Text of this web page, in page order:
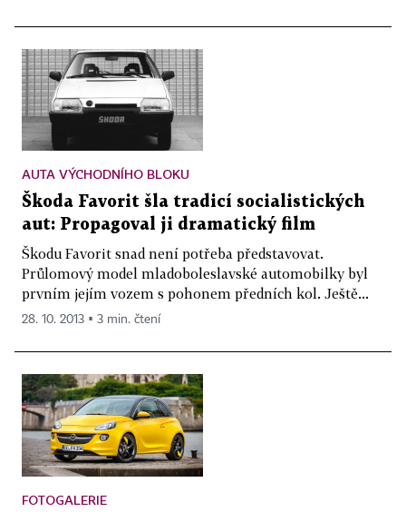
AUTA VÝCHODNÍHO BLOKU
Škoda Favorit šla tradicí socialistických
aut: Propagoval ji dramatický film
Škodu Favorit snad není potřeba představovat.
Průlomový model mladoboleslavské automobilky byl
prvním jejím vozem s pohonem předních kol. Ještě...
28. 10. 2013 ▪ 3 min. čtení
FOTOGALERIE